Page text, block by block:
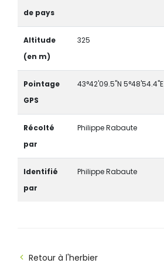
de pays
Altitude
(en m)
325
Pointage
GPS
43°42'09.5"N 5°48'54.4"E
Récolté
par
Philippe Rabaute
Identifié
par
Philippe Rabaute
Retour à l'herbier